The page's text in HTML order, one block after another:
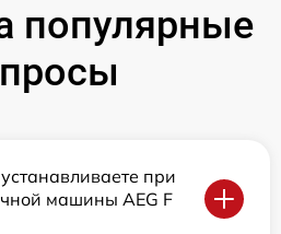
популярные
при
машины AEG F